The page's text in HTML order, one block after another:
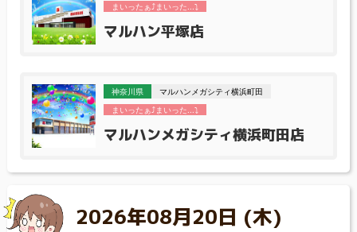
まいったぁ⤴まいった...⤵
マルハン平塚店
神奈川県
マルハンメガシティ横浜町田
まいったぁ⤴まいった...⤵
マルハンメガシティ横浜町田店
2026年08月20日 (木)